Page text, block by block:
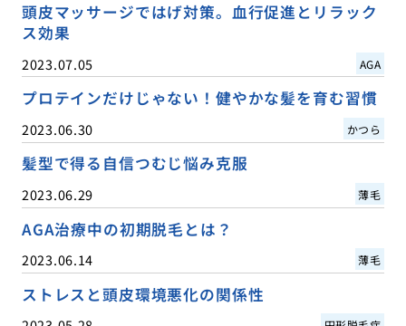
頭皮マッサージではげ対策。血行促進とリラック
ス効果
2023.07.05 AGA
プロテインだけじゃない！健やかな髪を育む習慣
2023.06.30 かつら
髪型で得る自信つむじ悩み克服
2023.06.29 薄毛
AGA治療中の初期脱毛とは？
2023.06.14 薄毛
ストレスと頭皮環境悪化の関係性